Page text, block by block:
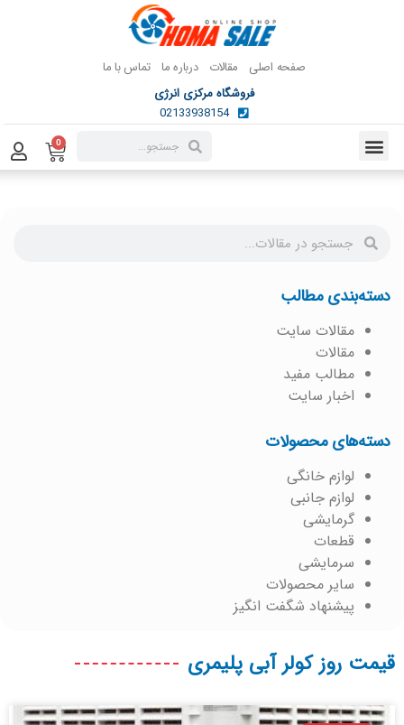
صفحه اصلی مقالات درباره ما تماس با ما
فروشگاه مرکزی انرژی
02133938154
0
دسته‌بندی مطالب
مقالات سایت
مقالات
مطالب مفید
اخبار سایت
دسته‌های محصولات
لوازم خانگی
لوازم جانبی
گرمایشی
قطعات
سرمایشی
سایر محصولات
پیشنهاد شگفت انگیز
قیمت روز کولر آبی پلیمری